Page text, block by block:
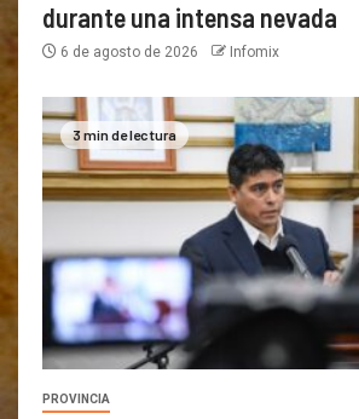
durante una intensa nevada
6 de agosto de 2026 Infomix
3 min de lectura
PROVINCIA